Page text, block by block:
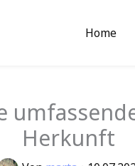
Home
Herkunft